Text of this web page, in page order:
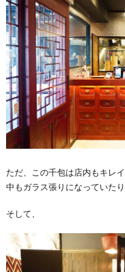
ただ、この千包は店内もキレ
中もガラス張りになっていた
そして、